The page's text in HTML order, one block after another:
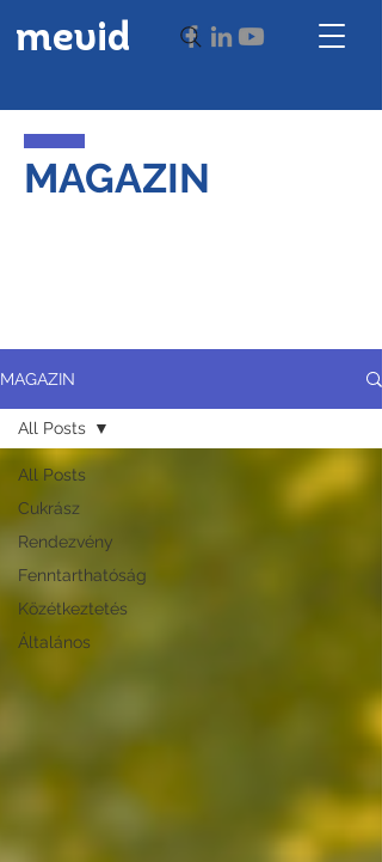
mevid
MAGAZIN
MAGAZIN
All Posts
Cukrász
Rendezvény
Fenntarthatóság
Közétkeztetés
Általános
All Posts